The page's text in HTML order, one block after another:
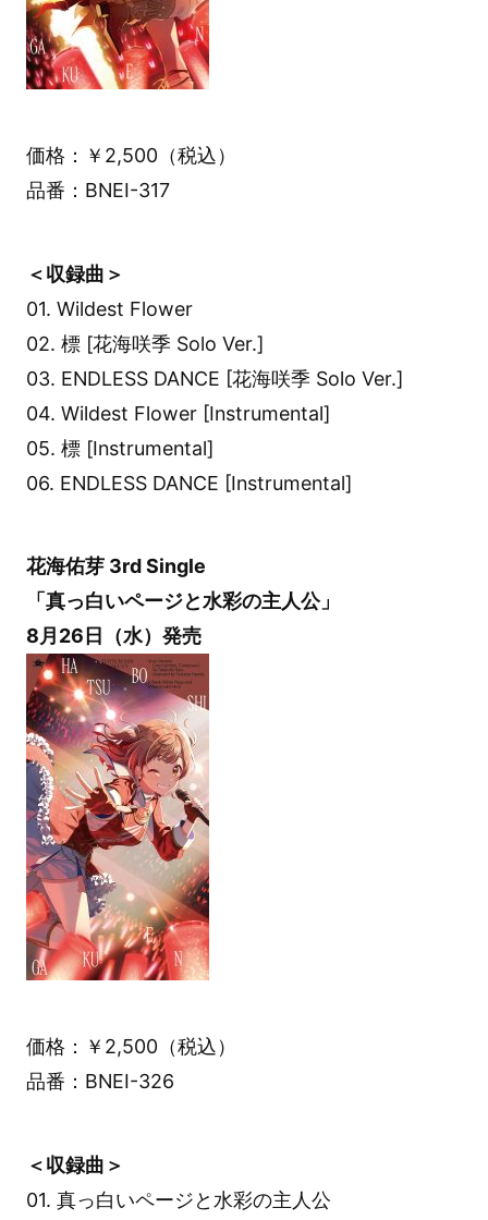
価格：￥2,500（税込）
品番：BNEI-317
＜収録曲＞
01. Wildest Flower
02. 標 [花海咲季 Solo Ver.]
03. ENDLESS DANCE [花海咲季 Solo Ver.]
04. Wildest Flower [Instrumental]
05. 標 [Instrumental]
06. ENDLESS DANCE [Instrumental]
花海佑芽 3rd Single
「真っ白いページと水彩の主人公」
8月26日（水）発売
価格：￥2,500（税込）
品番：BNEI-326
＜収録曲＞
01. 真っ白いページと水彩の主人公